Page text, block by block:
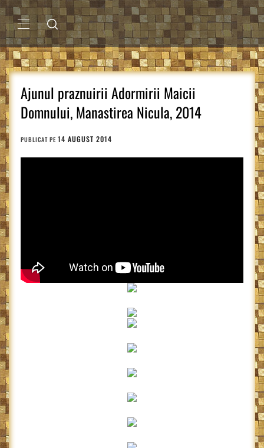
Sari
la
conținutMENIU
PRINCIPAL
Ajunul praznuirii Adormirii Maicii
Domnului, Manastirea Nicula, 2014
PUBLICAT PE 14 AUGUST 2014